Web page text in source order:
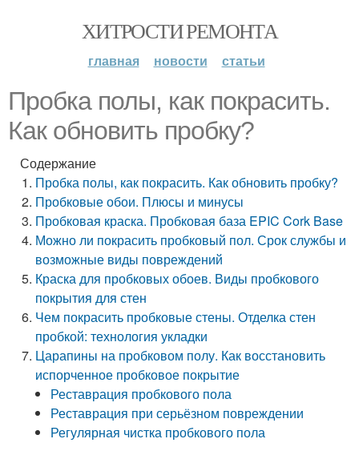
ХИТРОСТИ РЕМОНТА
главная новости статьи
Пробка полы, как покрасить.
Как обновить пробку?
Содержание
Пробка полы, как покрасить. Как обновить пробку?
Пробковые обои. Плюсы и минусы
Пробковая краска. Пробковая база EPIC Cork Base
Можно ли покрасить пробковый пол. Срок службы и
возможные виды повреждений
Краска для пробковых обоев. Виды пробкового
покрытия для стен
Чем покрасить пробковые стены. Отделка стен
пробкой: технология укладки
Царапины на пробковом полу. Как восстановить
испорченное пробковое покрытие
Реставрация пробкового пола
Реставрация при серьёзном повреждении
Регулярная чистка пробкового пола